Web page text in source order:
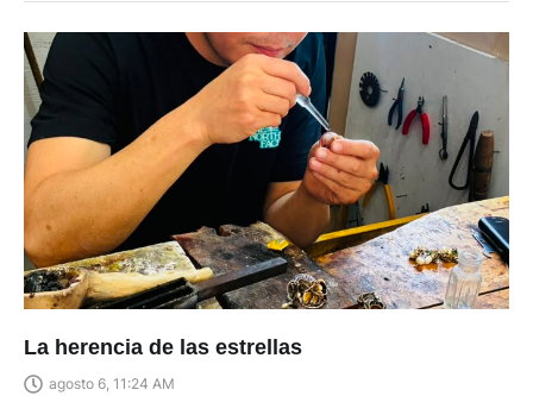
La herencia de las estrellas
agosto 6, 11:24 AM